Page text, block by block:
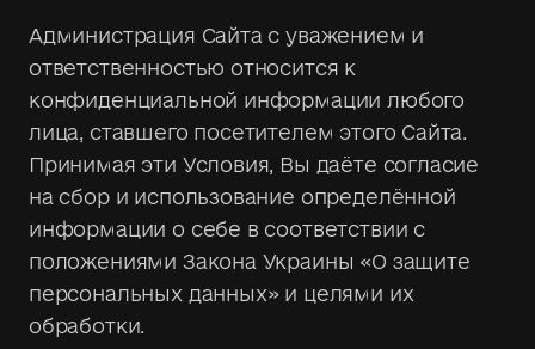
Администрация Сайта с уважением и
ответственностью относится к
конфиденциальной информации любого
лица, ставшего посетителем этого Сайта.
Принимая эти Условия, Вы даёте согласие
на сбор и использование определённой
информации о себе в соответствии с
положениями Закона Украины «О защите
персональных данных» и целями их
обработки.